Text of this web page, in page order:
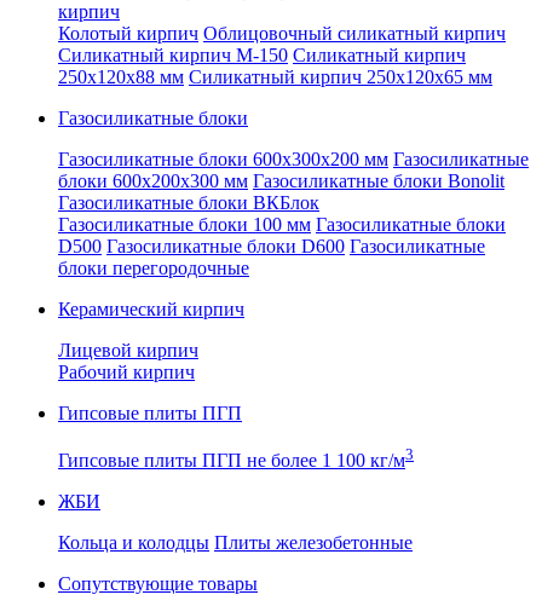
кирпич
Колотый кирпич Облицовочный силикатный кирпич
Силикатный кирпич М-150 Силикатный кирпич
250x120x88 мм Силикатный кирпич 250x120x65 мм
Газосиликатные блоки
Газосиликатные блоки 600x300x200 мм Газосиликатные
блоки 600x200x300 мм Газосиликатные блоки Bonolit
Газосиликатные блоки ВКБлок
Газосиликатные блоки 100 мм Газосиликатные блоки
D500 Газосиликатные блоки D600 Газосиликатные
блоки перегородочные
Керамический кирпич
Лицевой кирпич
Рабочий кирпич
Гипсовые плиты ПГП
Гипсовые плиты ПГП не более 1 100 кг/м3
ЖБИ
Кольца и колодцы Плиты железобетонные
Сопутствующие товары